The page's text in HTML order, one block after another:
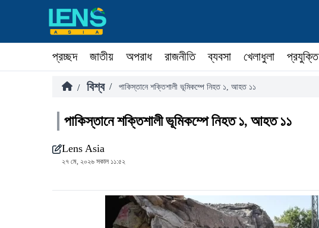
প্রচ্ছদ জাতীয় অপরাধ রাজনীতি ব্যবসা খেলাধুলা প্রযুক্তি
/ বিশ্ব / পাকিস্তানে শক্তিশালী ভূমিকম্পে নিহত ১, আহত ১১
পাকিস্তানে শক্তিশালী ভূমিকম্পে নিহত ১, আহত ১১
Lens Asia
২৭ মে, ২০২৬ সকাল ১১:৫২